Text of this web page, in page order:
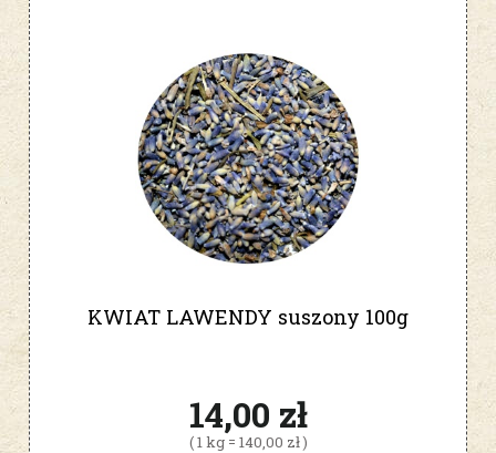
KWIAT LAWENDY suszony 100g
14,00 zł
( 1 kg = 140,00 zł )